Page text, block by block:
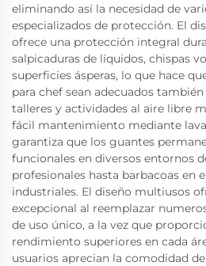
eliminando así la necesidad de
especializados de protección. El
ofrece una protección integral
salpicaduras de líquidos, chispas
superficies ásperas, lo que hace
para chef sean adecuados
talleres y actividades al aire libre
fácil mantenimiento mediante
garantiza que los guantes
funcionales en diversos entornos
profesionales hasta barbacoas en
industriales. El diseño multiusos
excepcional al reemplazar
de uso único, a la vez que
rendimiento superiores en cada
usuarios aprecian la comodidad